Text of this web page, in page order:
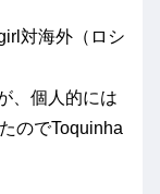
対海外（ロシ
、個人的には
のでToquinha